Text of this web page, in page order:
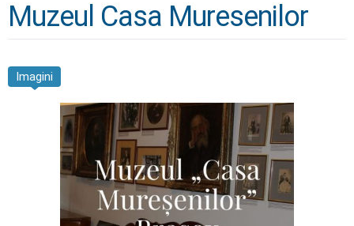
Muzeul Casa Muresenilor
Imagini